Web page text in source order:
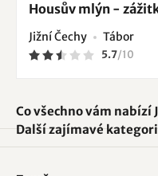
Housův mlýn -
Jižní Čechy Tábor
5.7/10
Co všechno vám nabízí
Další zajímavé